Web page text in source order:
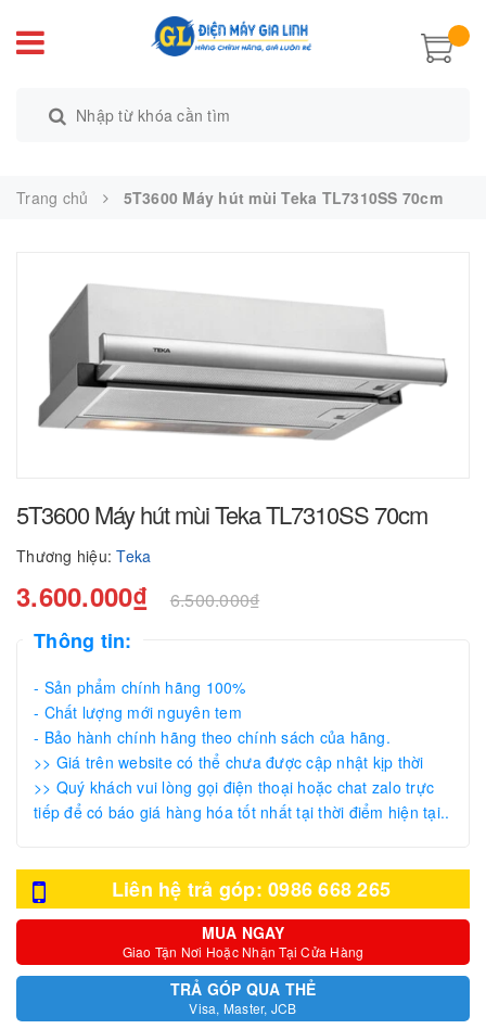
Trang chủ 5T3600 Máy hút mùi Teka TL7310SS 70cm
5T3600 Máy hút mùi Teka TL7310SS 70cm
Thương hiệu: Teka
3.600.000₫ 6.500.000₫
Thông tin:
- Sản phẩm chính hãng 100%
- Chất lượng mới nguyên tem
- Bảo hành chính hãng theo chính sách của hãng.
>> Giá trên website có thể chưa được cập nhật kịp thời
>> Quý khách vui lòng gọi điện thoại hoặc chat zalo trực
tiếp để có báo giá hàng hóa tốt nhất tại thời điểm hiện tại..
Liên hệ trả góp: 0986 668 265
MUA NGAY
Giao Tận Nơi Hoặc Nhận Tại Cửa Hàng
TRẢ GÓP QUA THẺ
Visa, Master, JCB